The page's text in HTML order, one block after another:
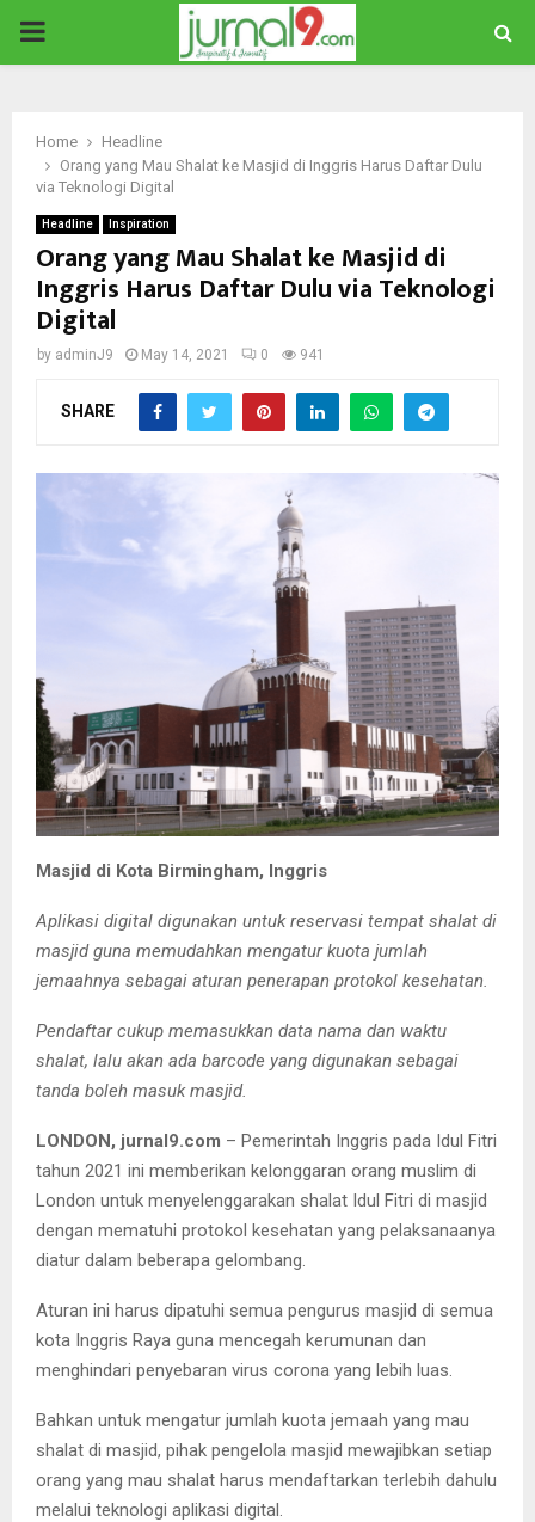
PRIMARY
Home
Headline
Orang yang Mau Shalat ke Masjid di Inggris Harus Daftar Dulu
via Teknologi Digital
Headline Inspiration
Orang yang Mau Shalat ke Masjid di
Inggris Harus Daftar Dulu via Teknologi
Digital
by adminJ9 May 14, 2021 0 941
SHARE
Masjid di Kota Birmingham, Inggris
Aplikasi digital digunakan untuk reservasi tempat shalat di
masjid guna memudahkan mengatur kuota jumlah
jemaahnya sebagai aturan penerapan protokol kesehatan.
Pendaftar cukup memasukkan data nama dan waktu
shalat, lalu akan ada barcode yang digunakan sebagai
tanda boleh masuk masjid.
LONDON, jurnal9.com – Pemerintah Inggris pada Idul Fitri
tahun 2021 ini memberikan kelonggaran orang muslim di
London untuk menyelenggarakan shalat Idul Fitri di masjid
dengan mematuhi protokol kesehatan yang pelaksanaanya
diatur dalam beberapa gelombang.
Aturan ini harus dipatuhi semua pengurus masjid di semua
kota Inggris Raya guna mencegah kerumunan dan
menghindari penyebaran virus corona yang lebih luas.
Bahkan untuk mengatur jumlah kuota jemaah yang mau
shalat di masjid, pihak pengelola masjid mewajibkan setiap
orang yang mau shalat harus mendaftarkan terlebih dahulu
melalui teknologi aplikasi digital.